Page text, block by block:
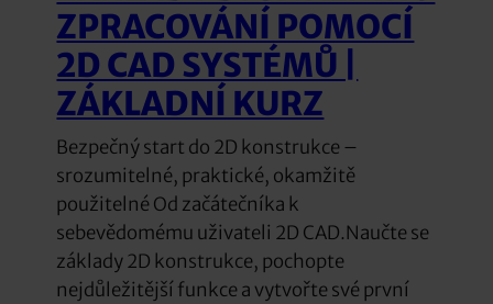
ZPRACOVÁNÍ POMOCÍ
2D CAD SYSTÉMŮ |
ZÁKLADNÍ KURZ
Bezpečný start do 2D konstrukce –
srozumitelné, praktické, okamžitě
použitelné Od začátečníka k
sebevědomému uživateli 2D CAD.Naučte se
základy 2D konstrukce, pochopte
nejdůležitější funkce a vytvořte své první